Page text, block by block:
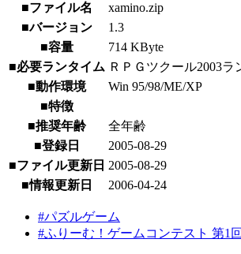
■ファイル名
xamino.zip
■バージョン
1.3
■容量
714 KByte
■必要ランタイム ＲＰＧツクール2003ラ
■動作環境
Win 95/98/ME/XP
■特徴
■推奨年齢
全年齢
■登録日
2005-08-29
■ファイル更新日 2005-08-29
■情報更新日
2006-04-24
#パズルゲーム
#ふりーむ！ゲームコンテスト 第1